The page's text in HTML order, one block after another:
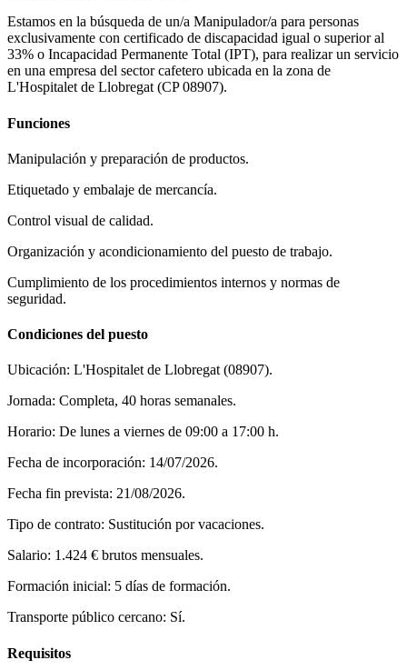
Estamos en la búsqueda de un/a Manipulador/a para personas
exclusivamente con certificado de discapacidad igual o superior al
33% o Incapacidad Permanente Total (IPT), para realizar un servicio
en una empresa del sector cafetero ubicada en la zona de
L'Hospitalet de Llobregat (CP 08907).
Funciones
Manipulación y preparación de productos.
Etiquetado y embalaje de mercancía.
Control visual de calidad.
Organización y acondicionamiento del puesto de trabajo.
Cumplimiento de los procedimientos internos y normas de
seguridad.
Condiciones del puesto
Ubicación: L'Hospitalet de Llobregat (08907).
Jornada: Completa, 40 horas semanales.
Horario: De lunes a viernes de 09:00 a 17:00 h.
Fecha de incorporación: 14/07/2026.
Fecha fin prevista: 21/08/2026.
Tipo de contrato: Sustitución por vacaciones.
Salario: 1.424 € brutos mensuales.
Formación inicial: 5 días de formación.
Transporte público cercano: Sí.
Requisitos